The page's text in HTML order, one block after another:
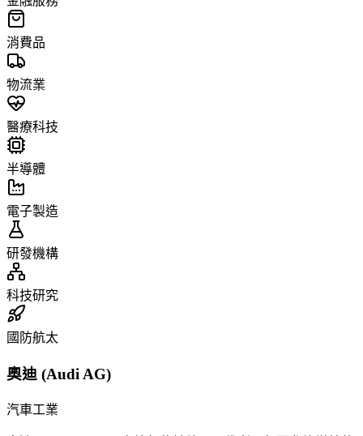
消費品
物流業
醫療科技
半導體
電子製造
研發機構
科技研究
國防航太
奧迪 (Audi AG)
汽車工業